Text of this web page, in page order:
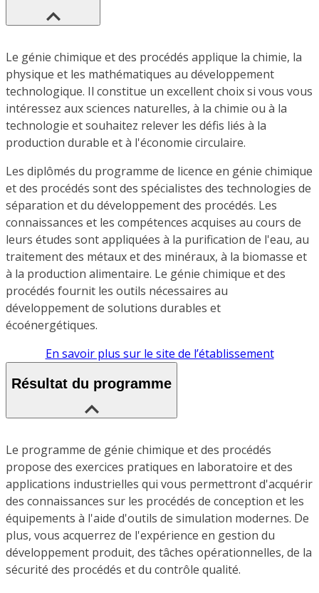
Le génie chimique et des procédés applique la chimie, la
physique et les mathématiques au développement
technologique. Il constitue un excellent choix si vous vous
intéressez aux sciences naturelles, à la chimie ou à la
technologie et souhaitez relever les défis liés à la
production durable et à l'économie circulaire.
Les diplômés du programme de licence en génie chimique
et des procédés sont des spécialistes des technologies de
séparation et du développement des procédés. Les
connaissances et les compétences acquises au cours de
leurs études sont appliquées à la purification de l'eau, au
traitement des métaux et des minéraux, à la biomasse et
à la production alimentaire. Le génie chimique et des
procédés fournit les outils nécessaires au
développement de solutions durables et
écoénergétiques.
En savoir plus sur le site de l’établissement
Résultat du programme
Le programme de génie chimique et des procédés
propose des exercices pratiques en laboratoire et des
applications industrielles qui vous permettront d'acquérir
des connaissances sur les procédés de conception et les
équipements à l'aide d'outils de simulation modernes. De
plus, vous acquerrez de l'expérience en gestion du
développement produit, des tâches opérationnelles, de la
sécurité des procédés et du contrôle qualité.